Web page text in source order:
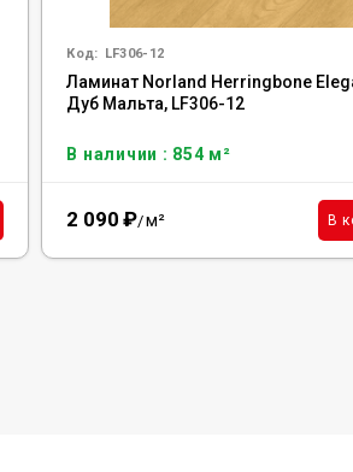
Код: LF306-12
Ламинат Norland Herringbone
Дуб Мальта, LF306-12
В наличии : 854 м²
2 090 ₽/м² В